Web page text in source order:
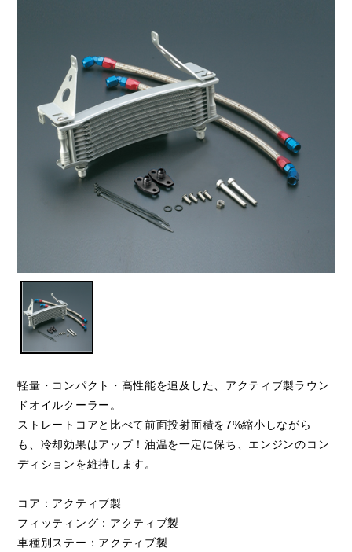
軽量・コンパクト・高性能を追及した、アクティブ製ラウン
ドオイルクーラー。
ストレートコアと比べて前面投射面積を7%縮小しながら
も、冷却効果はアップ！油温を一定に保ち、エンジンのコン
ディションを維持します。
コア：アクティブ製
フィッティング：アクティブ製
車種別ステー：アクティブ製